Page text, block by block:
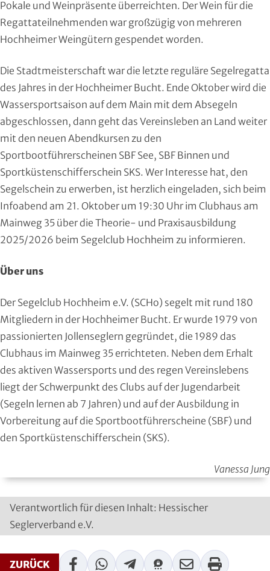
Pokale und Weinpräsente überreichten. Der Wein für die
Regattateilnehmenden war großzügig von mehreren
Hochheimer Weingütern gespendet worden.
Die Stadtmeisterschaft war die letzte reguläre Segelregatta
des Jahres in der Hochheimer Bucht. Ende Oktober wird die
Wassersportsaison auf dem Main mit dem Absegeln
abgeschlossen, dann geht das Vereinsleben an Land weiter
mit den neuen Abendkursen zu den
Sportbootführerscheinen SBF See, SBF Binnen und
Sportküstenschifferschein SKS. Wer Interesse hat, den
Segelschein zu erwerben, ist herzlich eingeladen, sich beim
Infoabend am 21. Oktober um 19:30 Uhr im Clubhaus am
Mainweg 35 über die Theorie- und Praxisausbildung
2025/2026 beim Segelclub Hochheim zu informieren.
Über uns
Der Segelclub Hochheim e.V. (SCHo) segelt mit rund 180
Mitgliedern in der Hochheimer Bucht. Er wurde 1979 von
passionierten Jollenseglern gegründet, die 1989 das
Clubhaus im Mainweg 35 errichteten. Neben dem Erhalt
des aktiven Wassersports und des regen Vereinslebens
liegt der Schwerpunkt des Clubs auf der Jugendarbeit
(Segeln lernen ab 7 Jahren) und auf der Ausbildung in
Vorbereitung auf die Sportbootführerscheine (SBF) und
den Sportküstenschifferschein (SKS).
Vanessa Jung
Verantwortlich für diesen Inhalt: Hessischer
Seglerverband e.V.
ZURÜCK FacebookWhatsAppTelegramThreema
Mail Print
Moderner Fünfkampf
Motorbootsport
Motorsport
Pferdesport
Pétanque
Pool-Billard
Radsport
Rasenkraft- und Tauzieh-Sport
Rudern
Rugby
Schach
Schießsport
Schwimmen
Skisport
Sportakrobatik
Squash